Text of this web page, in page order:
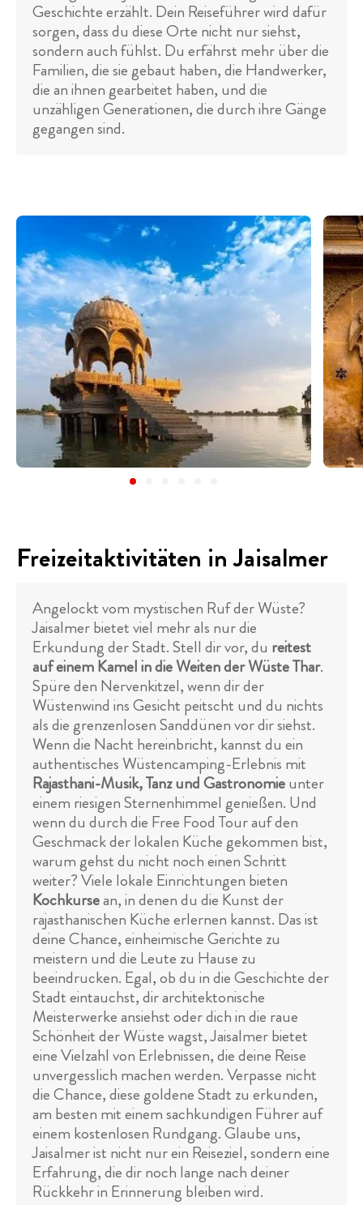
Geschichte erzählt. Dein Reiseführer wird dafür
sorgen, dass du diese Orte nicht nur siehst,
sondern auch fühlst. Du erfährst mehr über die
Familien, die sie gebaut haben, die Handwerker,
die an ihnen gearbeitet haben, und die
unzähligen Generationen, die durch ihre Gänge
gegangen sind.
Freizeitaktivitäten in Jaisalmer
Angelockt vom mystischen Ruf der Wüste?
Jaisalmer bietet viel mehr als nur die
Erkundung der Stadt. Stell dir vor, du reitest
auf einem Kamel in die Weiten der Wüste Thar.
Spüre den Nervenkitzel, wenn dir der
Wüstenwind ins Gesicht peitscht und du nichts
als die grenzenlosen Sanddünen vor dir siehst.
Wenn die Nacht hereinbricht, kannst du ein
authentisches Wüstencamping-Erlebnis mit
Rajasthani-Musik, Tanz und Gastronomieunter
einem riesigen Sternenhimmel genießen. Und
wenn du durch die Free Food Tour auf den
Geschmack der lokalen Küche gekommen bist,
warum gehst du nicht noch einen Schritt
weiter? Viele lokale Einrichtungen bieten
Kochkursean, in denen du die Kunst der
rajasthanischen Küche erlernen kannst. Das ist
deine Chance, einheimische Gerichte zu
meistern und die Leute zu Hause zu
beeindrucken. Egal, ob du in die Geschichte der
Stadt eintauchst, dir architektonische
Meisterwerke ansiehst oder dich in die raue
Schönheit der Wüste wagst, Jaisalmer bietet
eine Vielzahl von Erlebnissen, die deine Reise
unvergesslich machen werden. Verpasse nicht
die Chance, diese goldene Stadt zu erkunden,
am besten mit einem sachkundigen Führer auf
einem kostenlosen Rundgang. Glaube uns,
Jaisalmer ist nicht nur ein Reiseziel, sondern eine
Erfahrung, die dir noch lange nach deiner
Rückkehr in Erinnerung bleiben wird.